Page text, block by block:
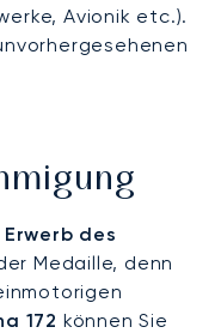
Avionik etc.).
Erwerb des
Medaille, denn
172 können Sie